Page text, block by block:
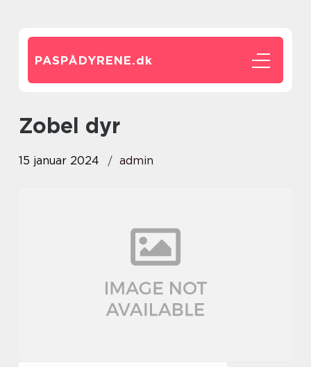
PASPÅDYRENE.dk
zobel dyr
15 januar 2024 admin